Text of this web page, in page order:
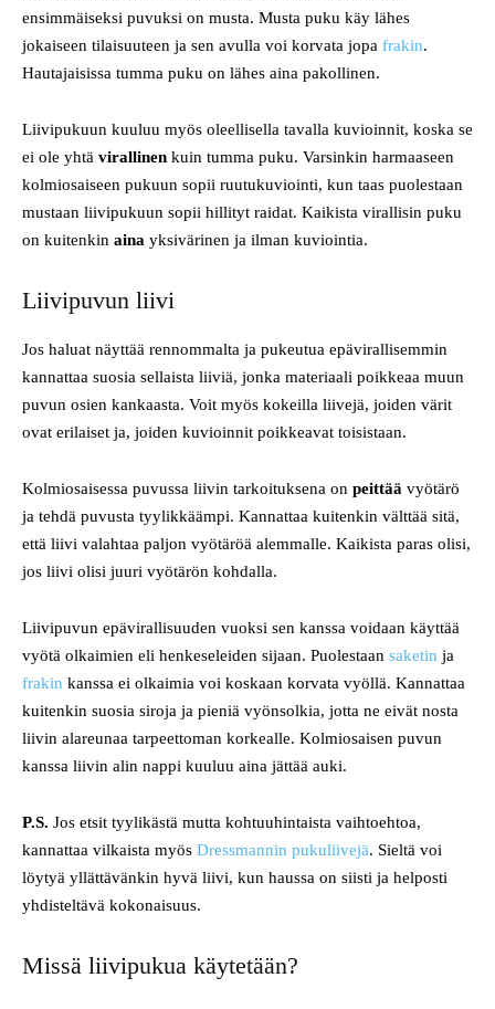
ensimmäiseksi puvuksi on musta. Musta puku käy lähes
jokaiseen tilaisuuteen ja sen avulla voi korvata jopa frakin.
Hautajaisissa tumma puku on lähes aina pakollinen.
Liivipukuun kuuluu myös oleellisella tavalla kuvioinnit, koska se
ei ole yhtä virallinen kuin tumma puku. Varsinkin harmaaseen
kolmiosaiseen pukuun sopii ruutukuviointi, kun taas puolestaan
mustaan liivipukuun sopii hillityt raidat. Kaikista virallisin puku
on kuitenkin aina yksivärinen ja ilman kuviointia.
Liivipuvun liivi
Jos haluat näyttää rennommalta ja pukeutua epävirallisemmin
kannattaa suosia sellaista liiviä, jonka materiaali poikkeaa muun
puvun osien kankaasta. Voit myös kokeilla liivejä, joiden värit
ovat erilaiset ja, joiden kuvioinnit poikkeavat toisistaan.
Kolmiosaisessa puvussa liivin tarkoituksena on peittää vyötärö
ja tehdä puvusta tyylikkäämpi. Kannattaa kuitenkin välttää sitä,
että liivi valahtaa paljon vyötäröä alemmalle. Kaikista paras olisi,
jos liivi olisi juuri vyötärön kohdalla.
Liivipuvun epävirallisuuden vuoksi sen kanssa voidaan käyttää
vyötä olkaimien eli henkeseleiden sijaan. Puolestaan saketin ja
frakin kanssa ei olkaimia voi koskaan korvata vyöllä. Kannattaa
kuitenkin suosia siroja ja pieniä vyönsolkia, jotta ne eivät nosta
liivin alareunaa tarpeettoman korkealle. Kolmiosaisen puvun
kanssa liivin alin nappi kuuluu aina jättää auki.
P.S. Jos etsit tyylikästä mutta kohtuuhintaista vaihtoehtoa,
kannattaa vilkaista myös Dressmannin pukuliivejä. Sieltä voi
löytyä yllättävänkin hyvä liivi, kun haussa on siisti ja helposti
yhdisteltävä kokonaisuus.
Missä liivipukua käytetään?